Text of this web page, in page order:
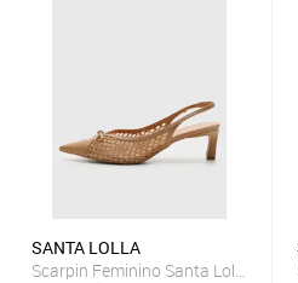
SANTA LOLLA
Scarpin Feminino Santa Lolla Tela